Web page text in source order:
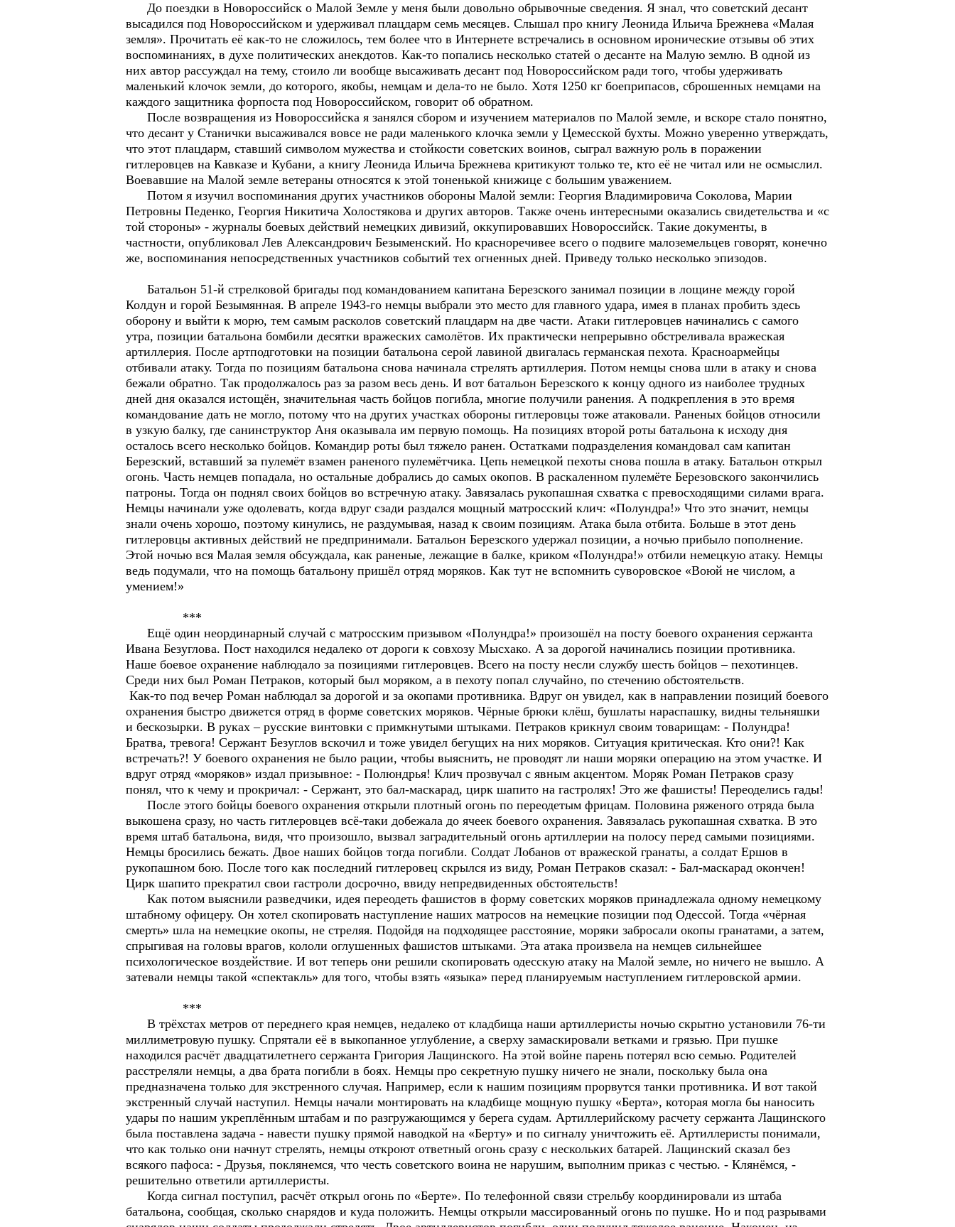
До поездки в Новороссийск о Малой Земле у меня были довольно обрывочные сведения. Я знал, что советский десант
высадился под Новороссийском и удерживал плацдарм семь месяцев. Слышал про книгу Леонида Ильича Брежнева «Малая
земля». Прочитать её как-то не сложилось, тем более что в Интернете встречались в основном иронические отзывы об этих
воспоминаниях, в духе политических анекдотов. Как-то попались несколько статей о десанте на Малую землю. В одной из
них автор рассуждал на тему, стоило ли вообще высаживать десант под Новороссийском ради того, чтобы удерживать
маленький клочок земли, до которого, якобы, немцам и дела-то не было. Хотя 1250 кг боеприпасов, сброшенных немцами на
каждого защитника форпоста под Новороссийском, говорит об обратном.
После возвращения из Новороссийска я занялся сбором и изучением материалов по Малой земле, и вскоре стало понятно,
что десант у Станички высаживался вовсе не ради маленького клочка земли у Цемесской бухты. Можно уверенно утверждать,
что этот плацдарм, ставший символом мужества и стойкости советских воинов, сыграл важную роль в поражении
гитлеровцев на Кавказе и Кубани, а книгу Леонида Ильича Брежнева критикуют только те, кто её не читал или не осмыслил.
Воевавшие на Малой земле ветераны относятся к этой тоненькой книжице с большим уважением.
Потом я изучил воспоминания других участников обороны Малой земли: Георгия Владимировича Соколова, Марии
Петровны Педенко, Георгия Никитича Холостякова и других авторов. Также очень интересными оказались свидетельства и «с
той стороны» - журналы боевых действий немецких дивизий, оккупировавших Новороссийск. Такие документы, в
частности, опубликовал Лев Александрович Безыменский. Но красноречивее всего о подвиге малоземельцев говорят, конечно
же, воспоминания непосредственных участников событий тех огненных дней. Приведу только несколько эпизодов.
Батальон 51-й стрелковой бригады под командованием капитана Березского занимал позиции в лощине между горой
Колдун и горой Безымянная. В апреле 1943-го немцы выбрали это место для главного удара, имея в планах пробить здесь
оборону и выйти к морю, тем самым расколов советский плацдарм на две части. Атаки гитлеровцев начинались с самого
утра, позиции батальона бомбили десятки вражеских самолётов. Их практически непрерывно обстреливала вражеская
артиллерия. После артподготовки на позиции батальона серой лавиной двигалась германская пехота. Красноармейцы
отбивали атаку. Тогда по позициям батальона снова начинала стрелять артиллерия. Потом немцы снова шли в атаку и снова
бежали обратно. Так продолжалось раз за разом весь день. И вот батальон Березского к концу одного из наиболее трудных
дней дня оказался истощён, значительная часть бойцов погибла, многие получили ранения. А подкрепления в это время
командование дать не могло, потому что на других участках обороны гитлеровцы тоже атаковали. Раненых бойцов относили
в узкую балку, где санинструктор Аня оказывала им первую помощь. На позициях второй роты батальона к исходу дня
осталось всего несколько бойцов. Командир роты был тяжело ранен. Остатками подразделения командовал сам капитан
Березский, вставший за пулемёт взамен раненого пулемётчика. Цепь немецкой пехоты снова пошла в атаку. Батальон открыл
огонь. Часть немцев попадала, но остальные добрались до самых окопов. В раскаленном пулемёте Березовского закончились
патроны. Тогда он поднял своих бойцов во встречную атаку. Завязалась рукопашная схватка с превосходящими силами врага.
Немцы начинали уже одолевать, когда вдруг сзади раздался мощный матросский клич: «Полундра!» Что это значит, немцы
знали очень хорошо, поэтому кинулись, не раздумывая, назад к своим позициям. Атака была отбита. Больше в этот день
гитлеровцы активных действий не предпринимали. Батальон Березского удержал позиции, а ночью прибыло пополнение.
Этой ночью вся Малая земля обсуждала, как раненые, лежащие в балке, криком «Полундра!» отбили немецкую атаку. Немцы
ведь подумали, что на помощь батальону пришёл отряд моряков. Как тут не вспомнить суворовское «Воюй не числом, а
умением!»
***
Ещё один неординарный случай с матросским призывом «Полундра!» произошёл на посту боевого охранения сержанта
Ивана Безуглова. Пост находился недалеко от дороги к совхозу Мысхако. А за дорогой начинались позиции противника.
Наше боевое охранение наблюдало за позициями гитлеровцев. Всего на посту несли службу шесть бойцов – пехотинцев.
Среди них был Роман Петраков, который был моряком, а в пехоту попал случайно, по стечению обстоятельств.
Как-то под вечер Роман наблюдал за дорогой и за окопами противника. Вдруг он увидел, как в направлении позиций боевого
охранения быстро движется отряд в форме советских моряков. Чёрные брюки клёш, бушлаты нараспашку, видны тельняшки
и бескозырки. В руках – русские винтовки с примкнутыми штыками. Петраков крикнул своим товарищам: - Полундра!
Братва, тревога! Сержант Безуглов вскочил и тоже увидел бегущих на них моряков. Ситуация критическая. Кто они?! Как
встречать?! У боевого охранения не было рации, чтобы выяснить, не проводят ли наши моряки операцию на этом участке. И
вдруг отряд «моряков» издал призывное: - Полюндрья! Клич прозвучал с явным акцентом. Моряк Роман Петраков сразу
понял, что к чему и прокричал: - Сержант, это бал-маскарад, цирк шапито на гастролях! Это же фашисты! Переоделись гады!
После этого бойцы боевого охранения открыли плотный огонь по переодетым фрицам. Половина ряженого отряда была
выкошена сразу, но часть гитлеровцев всё-таки добежала до ячеек боевого охранения. Завязалась рукопашная схватка. В это
время штаб батальона, видя, что произошло, вызвал заградительный огонь артиллерии на полосу перед самыми позициями.
Немцы бросились бежать. Двое наших бойцов тогда погибли. Солдат Лобанов от вражеской гранаты, а солдат Ершов в
рукопашном бою. После того как последний гитлеровец скрылся из виду, Роман Петраков сказал: - Бал-маскарад окончен!
Цирк шапито прекратил свои гастроли досрочно, ввиду непредвиденных обстоятельств!
Как потом выяснили разведчики, идея переодеть фашистов в форму советских моряков принадлежала одному немецкому
штабному офицеру. Он хотел скопировать наступление наших матросов на немецкие позиции под Одессой. Тогда «чёрная
смерть» шла на немецкие окопы, не стреляя. Подойдя на подходящее расстояние, моряки забросали окопы гранатами, а затем,
спрыгивая на головы врагов, кололи оглушенных фашистов штыками. Эта атака произвела на немцев сильнейшее
психологическое воздействие. И вот теперь они решили скопировать одесскую атаку на Малой земле, но ничего не вышло. А
затевали немцы такой «спектакль» для того, чтобы взять «языка» перед планируемым наступлением гитлеровской армии.
***
В трёхстах метров от переднего края немцев, недалеко от кладбища наши артиллеристы ночью скрытно установили 76-ти
миллиметровую пушку. Спрятали её в выкопанное углубление, а сверху замаскировали ветками и грязью. При пушке
находился расчёт двадцатилетнего сержанта Григория Лащинского. На этой войне парень потерял всю семью. Родителей
расстреляли немцы, а два брата погибли в боях. Немцы про секретную пушку ничего не знали, поскольку была она
предназначена только для экстренного случая. Например, если к нашим позициям прорвутся танки противника. И вот такой
экстренный случай наступил. Немцы начали монтировать на кладбище мощную пушку «Берта», которая могла бы наносить
удары по нашим укреплённым штабам и по разгружающимся у берега судам. Артиллерийскому расчету сержанта Лащинского
была поставлена задача - навести пушку прямой наводкой на «Берту» и по сигналу уничтожить её. Артиллеристы понимали,
что как только они начнут стрелять, немцы откроют ответный огонь сразу с нескольких батарей. Лащинский сказал без
всякого пафоса: - Друзья, поклянемся, что честь советского воина не нарушим, выполним приказ с честью. - Клянёмся, -
решительно ответили артиллеристы.
Когда сигнал поступил, расчёт открыл огонь по «Берте». По телефонной связи стрельбу координировали из штаба
батальона, сообщая, сколько снарядов и куда положить. Немцы открыли массированный огонь по пушке. Но и под разрывами